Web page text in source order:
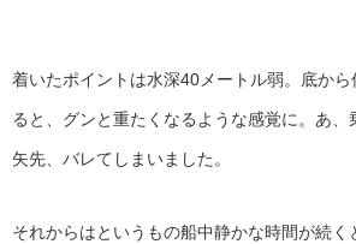
着いたポイントは水深40メートル弱。底か
ると、グンと重たくなるような感覚に。あ、
矢先、バレてしまいました。
それからはというもの船中静かな時間が続